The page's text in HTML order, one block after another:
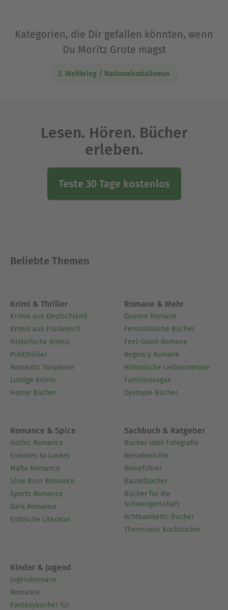
Kategorien, die Dir gefallen könnten, wenn
Du Moritz Grote magst
2. Weltkrieg / Nationalsozialismus
Lesen. Hören. Bücher
erleben.
Teste 30 Tage kostenlos
Beliebte Themen
Krimi & Thriller
Krimis aus Deutschland
Krimis aus Frankreich
Historische Krimis
Politthriller
Romantic Suspense
Lustige Krimis
Horror Bücher
Romane & Mehr
Queere Romane
Feministische Bücher
Feel-Good-Romane
Regency Romane
Historische Liebesromane
Familiensagas
Dystopie Bücher
Romance & Spice
Gothic Romance
Enemies to Lovers
Mafia Romance
Slow Burn Romance
Sports Romance
Dark Romance
Erotische Literatur
Sachbuch & Ratgeber
Bücher über Fotografie
Reiseberichte
Reiseführer
Bastelbücher
Bücher für die
Schwangerschaft
Achtsamkeits-Bücher
Thermomix Kochbücher
Kinder & Jugend
Jugendromane
Romance
Fantasybücher für